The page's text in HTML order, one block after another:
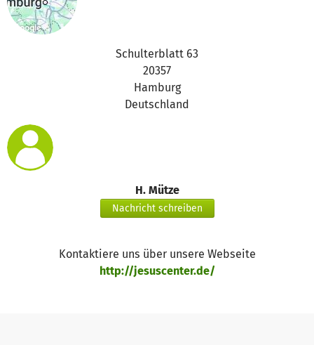
Schulterblatt 63
20357
Hamburg
Deutschland
H. Mütze
Nachricht schreiben
Kontaktiere uns über unsere Webseite
http://jesuscenter.de/